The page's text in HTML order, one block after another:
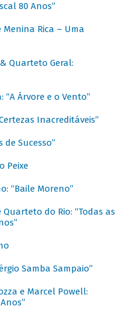
80 Anos”
Menina Rica – Uma
Quarteto Geral:
“A Árvore e o Vento”
Inacreditáveis”
de Sucesso”
Peixe
“Baile Moreno”
do Rio: “Todas as
Samba Sampaio”
e Marcel Powell: